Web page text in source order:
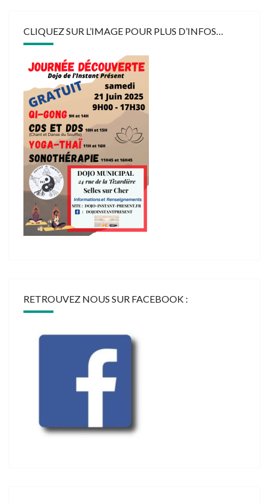
CLIQUEZ SUR L’IMAGE POUR PLUS D’INFOS…
RETROUVEZ NOUS SUR FACEBOOK :